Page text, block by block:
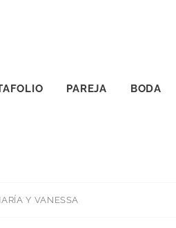
PAREJA BODA
Y VANESSA